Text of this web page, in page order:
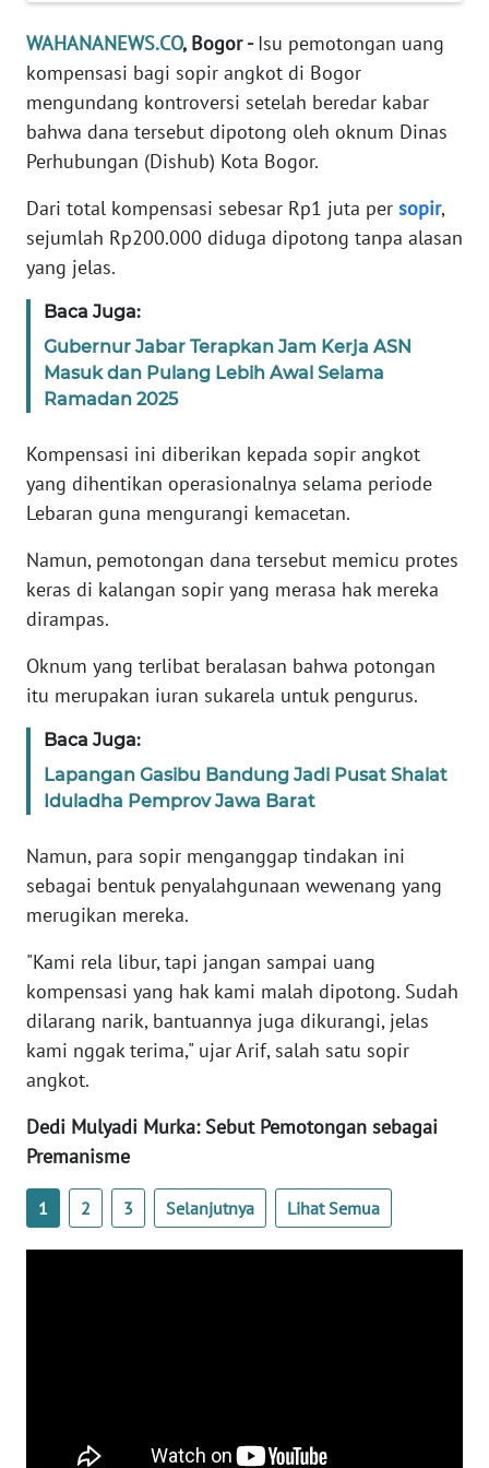
WAHANANEWS.CO, Bogor -Isu pemotongan uang
kompensasi bagi sopir angkot di Bogor
mengundang kontroversi setelah beredar kabar
bahwa dana tersebut dipotong oleh oknum Dinas
Perhubungan (Dishub) Kota Bogor.
Dari total kompensasi sebesar Rp1 juta per sopir,
sejumlah Rp200.000 diduga dipotong tanpa alasan
yang jelas.
Baca Juga:
Gubernur Jabar Terapkan Jam Kerja ASN
Masuk dan Pulang Lebih Awal Selama
Ramadan 2025
Kompensasi ini diberikan kepada sopir angkot
yang dihentikan operasionalnya selama periode
Lebaran guna mengurangi kemacetan.
Namun, pemotongan dana tersebut memicu protes
keras di kalangan sopir yang merasa hak mereka
dirampas.
Oknum yang terlibat beralasan bahwa potongan
itu merupakan iuran sukarela untuk pengurus.
Baca Juga:
Lapangan Gasibu Bandung Jadi Pusat Shalat
Iduladha Pemprov Jawa Barat
Namun, para sopir menganggap tindakan ini
sebagai bentuk penyalahgunaan wewenang yang
merugikan mereka.
"Kami rela libur, tapi jangan sampai uang
kompensasi yang hak kami malah dipotong. Sudah
dilarang narik, bantuannya juga dikurangi, jelas
kami nggak terima," ujar Arif, salah satu sopir
angkot.
Dedi Mulyadi Murka: Sebut Pemotongan sebagai
Premanisme
1 2 3 Selanjutnya Lihat Semua
Informasi
INDEKS
BERITA
KONTAK
KAMI
INFO
IKLAN
KAMI
PEDOMAN
MEDIA
REDAKSI
DISCLAIMER
Wahana
News
Regional
SUMUT
JAKARTA
WN
WN
BANTEN
WN
WN